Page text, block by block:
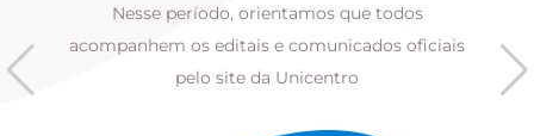
Nesse período, orientamos que todos
acompanhem os editais e comunicados oficiais
pelo site da Unicentro